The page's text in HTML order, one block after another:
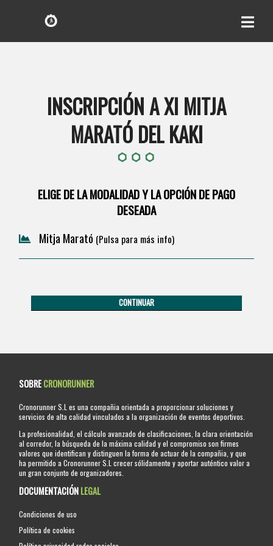
INSCRIPCIÓN A XI MITJA
MARATÓ DEL KAKI
ELIGE DE LA MODALIDAD Y LA OPCIÓN DE PAGO
DESEADA
Mitja Marató (Pulsa para más info)
SOBRECRONORUNNER
Cronorunner S.L es una compañia orientada a proporcionar soluciones y
servicios de alta calidad vinculados a la organización de eventos deportivos.
La profesionalidad, el cálculo avanzado de clasificaciones, la clara orientación
al corredor, la búsqueda de la máxima calidad y el compromiso son firmes
valores que identifican y distinguen la forma de actuar de la compañia, y que
ha permitido a Cronorunner S.L crecer sólidamente y aportar auténtico valor a
un gran conjunto de organizadores.
DOCUMENTACIÓNLEGAL
Condiciones de uso
Política de cookies